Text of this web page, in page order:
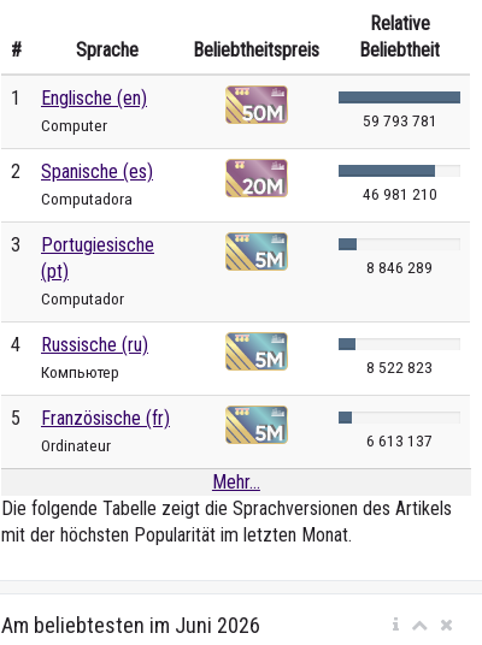
# Sprache Beliebtheitspreis
Relative
Beliebtheit
1 Englische (en)
Computer 59 793 781
2 Spanische (es)
Computadora 46 981 210
3
Portugiesische
(pt)
Computador
8 846 289
4 Russische (ru)
Компьютер 8 522 823
5 Französische (fr)
Ordinateur 6 613 137
Mehr...
Die folgende Tabelle zeigt die Sprachversionen des Artikels
mit der höchsten Popularität im letzten Monat.
Am beliebtesten im Juni 2026